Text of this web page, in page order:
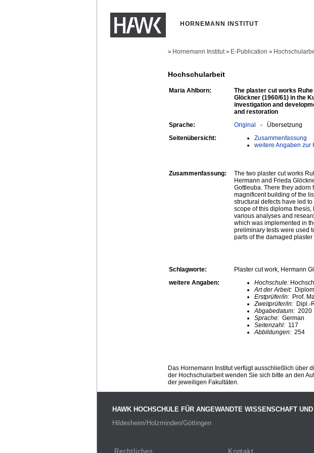
HORNEMANN INSTITUT
> Hornemann Institut > E-Publication >
Hochschularbeit
Maria Ahlborn:
The plaster cut works
Glöckner (1960/61) in the
investigation and
and restoration
Sprache: Original - Übersetzung
Seitenübersicht:
Zusammenfassung
weitere Angaben zur
Zusammenfassung:
The two plaster cut works
Hermann and Frieda
Gottleuba. There they adorn
magnificent building of the
structural defects have led
scope of this diploma
various analyses and
which was implemented in
preliminary tests were used
parts of the damaged plaster
Schlagworte:
Plaster cut work, Hermann
weitere Angaben:
Hochschule:
Art der Arbeit:
Erstprüfer/in: Prof.
Zweitprüfer/in: Dipl.-
Abgabedatum: 2020
Sprache: German
Seitenzahl: 117
Abbildungen: 254
Das Hornemann Institut verfügt ausschließlich über
der Hochschularbeit wenden Sie sich bitte an den
der jeweiligen Fakultäten.
HAWK HOCHSCHULE FÜR ANGEWANDTE WISSENSCHAFT
Hildesheim/Holzminden/Göttingen
Rechtliches Kontakt